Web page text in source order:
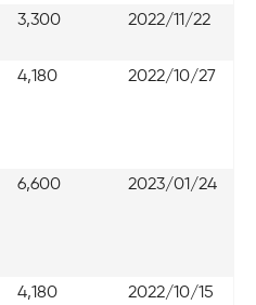
3,300 2022/11/22
4,180 2022/10/27
6,600 2023/01/24
4,180 2022/10/15